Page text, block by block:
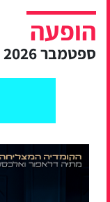
הופעה
ספטמבר 2026